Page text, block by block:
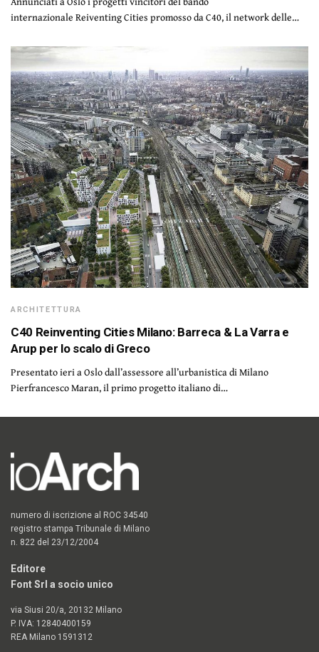
internazionale Reiventing Cities promosso da C40, il network delle…
ARCHITETTURA
C40 Reinventing Cities Milano: Barreca & La Varra e
Arup per lo scalo di Greco
Presentato ieri a Oslo dall’assessore all’urbanistica di Milano
Pierfrancesco Maran, il primo progetto italiano di…
numero di iscrizione al ROC 34540
registro stampa Tribunale di Milano
n. 822 del 23/12/2004
Editore
Font Srl a socio unico
via Siusi 20/a, 20132 Milano
P. IVA: 12840400159
REA Milano 1591312